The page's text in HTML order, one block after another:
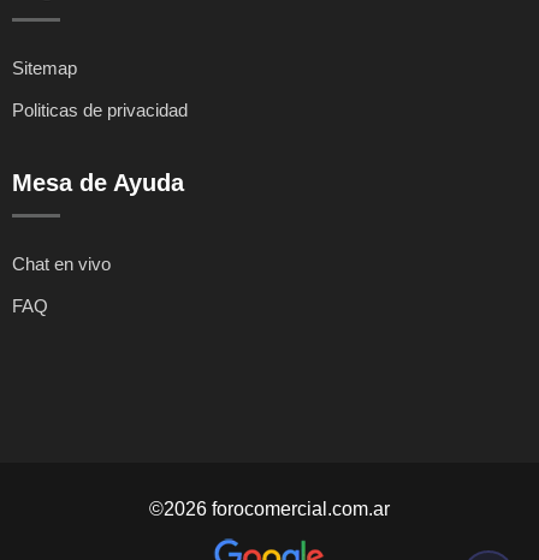
Sitemap
Politicas de privacidad
Mesa de Ayuda
Chat en vivo
FAQ
©2026 forocomercial.com.ar